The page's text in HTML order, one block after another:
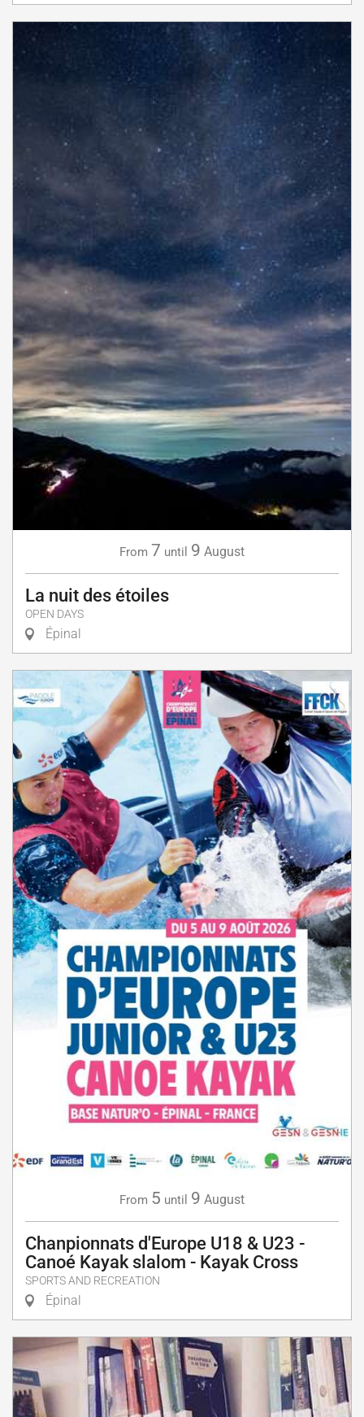
From 7 until 9 August
La nuit des étoiles
OPEN DAYS
Épinal
From 5 until 9 August
Chanpionnats d'Europe U18 & U23 -
Canoé Kayak slalom - Kayak Cross
SPORTS AND RECREATION
Épinal